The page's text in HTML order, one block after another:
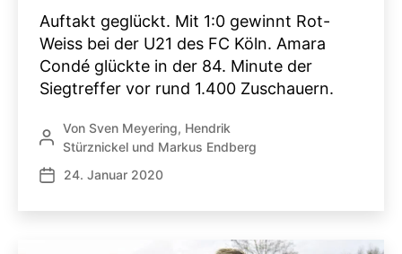
Auftakt geglückt. Mit 1:0 gewinnt Rot-
Weiss bei der U21 des FC Köln. Amara
Condé glückte in der 84. Minute der
Siegtreffer vor rund 1.400 Zuschauern.
Beitragsautor
Von Sven Meyering, Hendrik
Stürznickel und Markus Endberg
Veröffentlichungsdatum
24. Januar 2020